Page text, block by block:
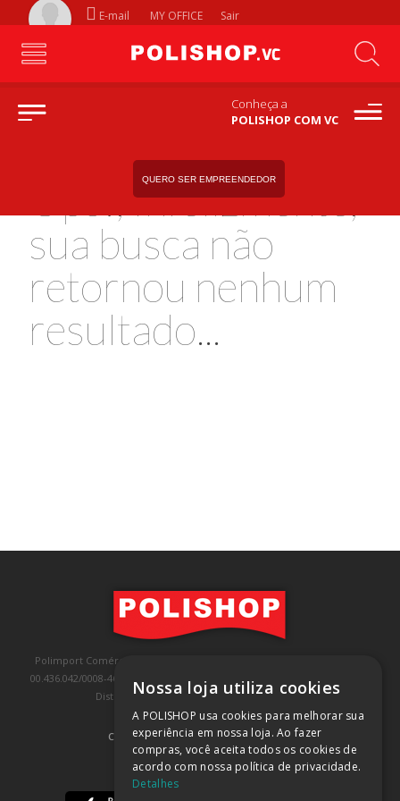
E-mail MY OFFICE Sair
Conheça a
POLISHOP COM VC
QUERO SER EMPREENDEDOR
Ops!, Infelizmente,
sua busca não
retornou nenhum
resultado...
Polimport Comércio e Exportação LTDA, inscrita no CNPJ/MF sob o nº
00.436.042/0008-46, IE 407.458.707.103, com sede na Rua Kanebo, nº 175,
Distrito Industrial, Jundiaí/SP, CEP: 13213-090
COMPRA 100% SEGURA (SAIBA MAIS)
BAIXE NOSSO APP
Nossa loja utiliza cookies
A POLISHOP usa cookies para melhorar sua
experiência em nossa loja. Ao fazer
compras, você aceita todos os cookies de
acordo com nossa política de privacidade.
Detalhes